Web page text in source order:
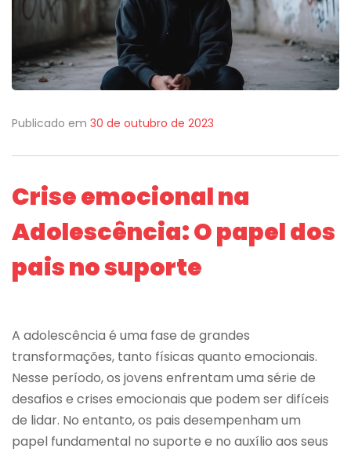
Publicado em 30 de outubro de 2023
Crise emocional na
Adolescência: O papel dos
pais no suporte
A adolescência é uma fase de grandes
transformações, tanto físicas quanto emocionais.
Nesse período, os jovens enfrentam uma série de
desafios e crises emocionais que podem ser difíceis
de lidar. No entanto, os pais desempenham um
papel fundamental no suporte e no auxílio aos seus